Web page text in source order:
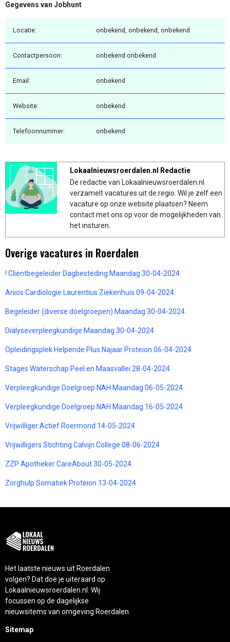
Gegevens van Jobhunt
Locatie: onbekend, onbekend, onbekend
Contactpersoon: onbekend onbekend
Email: onbekend
Website: onbekend
Telefoonnummer: onbekend
Lokaalnieuwsroerdalen.nl Redactie
De redactie van Lokaalnieuwsroerdalen.nl
verzamelt vacatures uit de regio. Wil je zelf een
vacature op onze website plaatsen? Neem
contact met ons op voor de mogelijkheden van
het insturen.
Overige vacatures in Roerdalen
! Cliëntbegeleider Dagbesteding Maandag 30-04-2024
Anios Cardiologie Laurentius Ziekenhuis 09-04-2024
Begeleider (diverse doelgroepen) Maandag 30-04-2024
Dialyseverpleegkundige Maandag 30-04-2024
Opleidingsplek Helpende Plus Najaar Proteion 06-04-2024
Stages Waterschap Peel en Maasvallei 28-04-2024
Verpleegkundige Doelgroep NAH Maandag 06-05-2024
Verpleegkundige Doelgroep NAH Maandag 16-05-2024
Vrijwilliger Actief Roermond 14-05-2024
Vrijwilligers Stichting Calvijn College 08-06-2024
ZZP Apotheker CareAbout 30-05-2024
Zorghulp Somatiek Proteion 13-04-2024
Het laatste nieuws uit Roerdalen
volgen? Dat doe je uiteraard op
Lokaalnieuwsroerdalen.nl. Wij
focussen op de dagelijkse
nieuwsitems van omgeving Roerdalen.
Sitemap